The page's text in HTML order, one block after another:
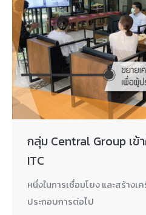
กลุ่ม Central Group เ
ITC
หนึ่งในการเชื่อมโยง และสร้าง
ประกอบการต่อไป